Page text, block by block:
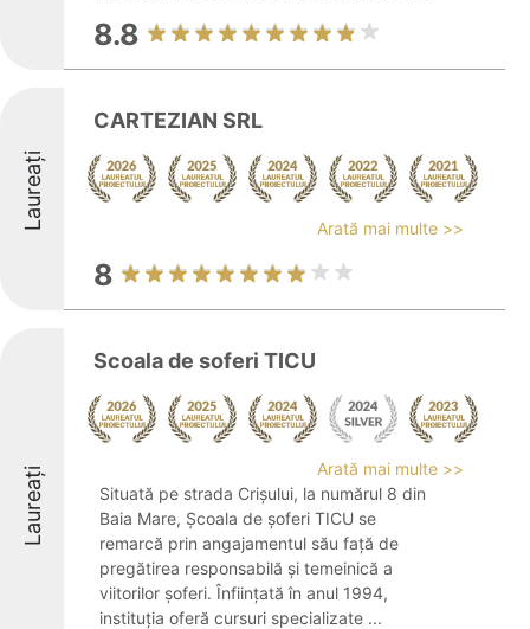
8.8
Laureați
CARTEZIAN SRL
Arată mai multe >>
8
Laureați
Scoala de soferi TICU
Arată mai multe >>
Situată pe strada Crișului, la numărul 8 din
Baia Mare, Școala de șoferi TICU se
remarcă prin angajamentul său față de
pregătirea responsabilă și temeinică a
viitorilor șoferi. Înființată în anul 1994,
instituția oferă cursuri specializate ...